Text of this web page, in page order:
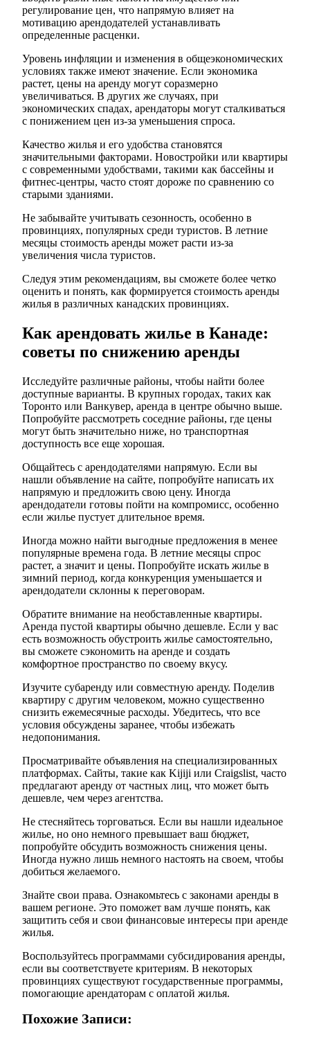
регулирование цен, что напрямую влияет на
мотивацию арендодателей устанавливать
определенные расценки.
Уровень инфляции и изменения в общеэкономических
условиях также имеют значение. Если экономика
растет, цены на аренду могут соразмерно
увеличиваться. В других же случаях, при
экономических спадах, арендаторы могут сталкиваться
с понижением цен из-за уменьшения спроса.
Качество жилья и его удобства становятся
значительными факторами. Новостройки или квартиры
с современными удобствами, такими как бассейны и
фитнес-центры, часто стоят дороже по сравнению со
старыми зданиями.
Не забывайте учитывать сезонность, особенно в
провинциях, популярных среди туристов. В летние
месяцы стоимость аренды может расти из-за
увеличения числа туристов.
Следуя этим рекомендациям, вы сможете более четко
оценить и понять, как формируется стоимость аренды
жилья в различных канадских провинциях.
Как арендовать жилье в Канаде:
советы по снижению аренды
Исследуйте различные районы, чтобы найти более
доступные варианты. В крупных городах, таких как
Торонто или Ванкувер, аренда в центре обычно выше.
Попробуйте рассмотреть соседние районы, где цены
могут быть значительно ниже, но транспортная
доступность все еще хорошая.
Общайтесь с арендодателями напрямую. Если вы
нашли объявление на сайте, попробуйте написать их
напрямую и предложить свою цену. Иногда
арендодатели готовы пойти на компромисс, особенно
если жилье пустует длительное время.
Иногда можно найти выгодные предложения в менее
популярные времена года. В летние месяцы спрос
растет, а значит и цены. Попробуйте искать жилье в
зимний период, когда конкуренция уменьшается и
арендодатели склонны к переговорам.
Обратите внимание на необставленные квартиры.
Аренда пустой квартиры обычно дешевле. Если у вас
есть возможность обустроить жилье самостоятельно,
вы сможете сэкономить на аренде и создать
комфортное пространство по своему вкусу.
Изучите субаренду или совместную аренду. Поделив
квартиру с другим человеком, можно существенно
снизить ежемесячные расходы. Убедитесь, что все
условия обсуждены заранее, чтобы избежать
недопонимания.
Просматривайте объявления на специализированных
платформах. Сайты, такие как Kijiji или Craigslist, часто
предлагают аренду от частных лиц, что может быть
дешевле, чем через агентства.
Не стесняйтесь торговаться. Если вы нашли идеальное
жилье, но оно немного превышает ваш бюджет,
попробуйте обсудить возможность снижения цены.
Иногда нужно лишь немного настоять на своем, чтобы
добиться желаемого.
Знайте свои права. Ознакомьтесь с законами аренды в
вашем регионе. Это поможет вам лучше понять, как
защитить себя и свои финансовые интересы при аренде
жилья.
Воспользуйтесь программами субсидирования аренды,
если вы соответствуете критериям. В некоторых
провинциях существуют государственные программы,
помогающие арендаторам с оплатой жилья.
Похожие Записи: